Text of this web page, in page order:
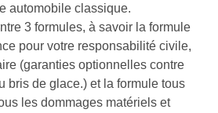
automobile classique.
3 formules, à savoir la formule
pour votre responsabilité civile,
(garanties optionnelles contre
bris de glace.) et la formule tous
les dommages matériels et